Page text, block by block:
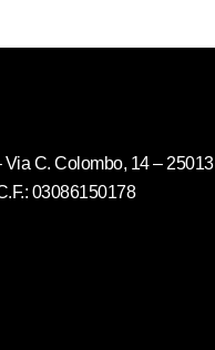
Via C. Colombo, 14 – 25013
03086150178